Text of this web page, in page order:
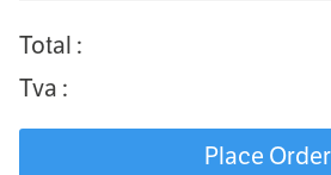
Total :
Tva :
Place Order